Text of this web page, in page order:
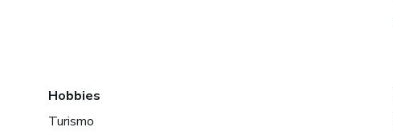
Hobbies
Turismo